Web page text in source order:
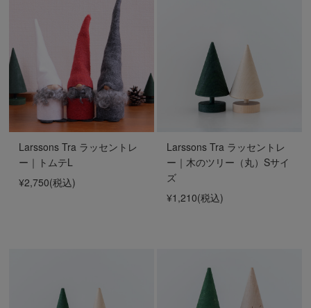
Larssons Tra ラッセントレ
ー｜トムテL
¥2,750(税込)
Larssons Tra ラッセントレ
ー｜木のツリー（丸）Sサイ
ズ
¥1,210(税込)